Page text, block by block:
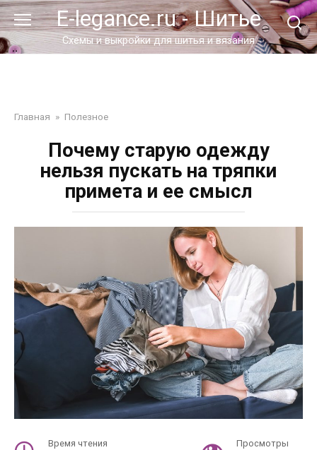
Перейти
к
контенту
E-legance.ru - Шитье
Схемы и выкройки для шитья и вязания
Главная » Полезное
Почему старую одежду
нельзя пускать на тряпки
примета и ее смысл
Время чтения Просмотры